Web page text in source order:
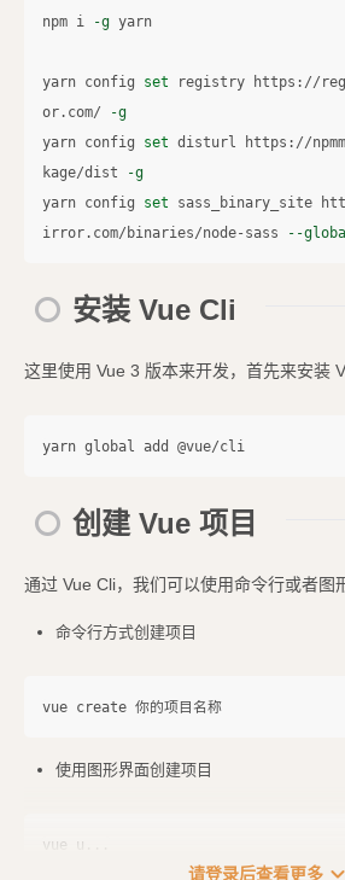
npm i -g yarn
yarn config set
registry https://
or.com/
-g
yarn config set disturl https://
kage/dist
-g
yarn config set sass_binary_site
irror.com/binaries/node-sass
--
安装 Vue Cli
这里使用 Vue 3 版本来开发，首先来安装
创建 Vue 项目
通过 Vue Cli，我们可以使用命令行或者图
命令行方式创建项目
使用图形界面创建项目
请登录后查看更多 expand_more